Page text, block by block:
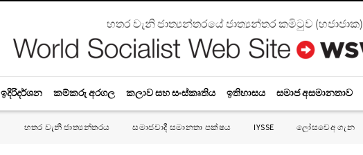
හතර වැනි ජාත්‍යන්තරයේ ජාත්‍යන්තර කමිටුව (හජාජාක)
ඉදිරිදර්ශන කම්කරු අරගල කලාව සහ සංස්කෘතිය ඉතිහාසය සමාජ අසමානතාව
හතර වැනි ජාත්‍යන්තරය සමාජවාදී සමානතා පක්ෂය IYSSE ලෝසවෙඅ ගැන